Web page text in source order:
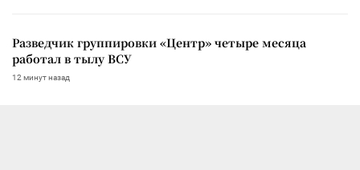
Разведчик группировки «Центр» четыре месяца
работал в тылу ВСУ
12 минут назад